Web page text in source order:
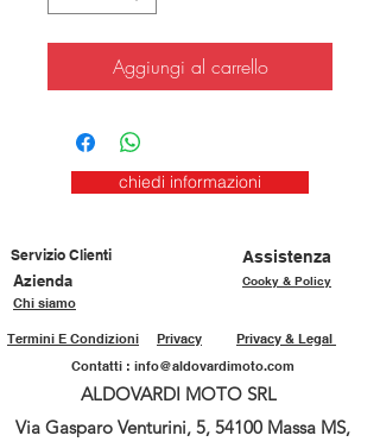
Aggiungi al carrello
chiedi informazioni
Servizio Clienti
Assistenza
Azienda
Cooky & Policy
Chi siamo
Privacy & Legal
Privacy
Termini E Condizioni
Contatti : info@aldovardimoto.com
ALDOVARDI MOTO SRL
Via Gasparo Venturini, 5, 54100 Massa MS,